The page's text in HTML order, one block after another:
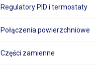
Regulatory PID i termostaty
Połączenia powierzchniowe
Części zamienne